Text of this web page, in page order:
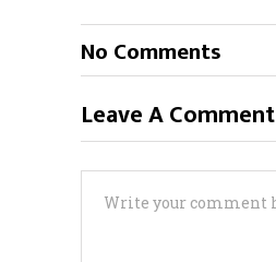
No Comments
Leave A Comment